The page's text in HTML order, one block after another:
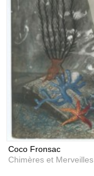
Coco Fronsac
Chimères et Merveilles